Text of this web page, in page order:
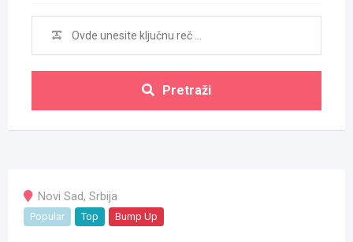
Pretraži
Novi Sad, Srbija
Popular Top Bump Up